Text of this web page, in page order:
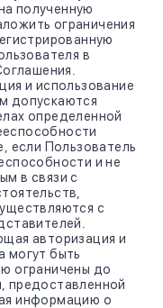
полученную
ограничения
в
и использование
допускаются
определенной
если Пользователь
и не
в связи с
с
авторизация и
могут быть
ограничены до
предоставленной
информацию о